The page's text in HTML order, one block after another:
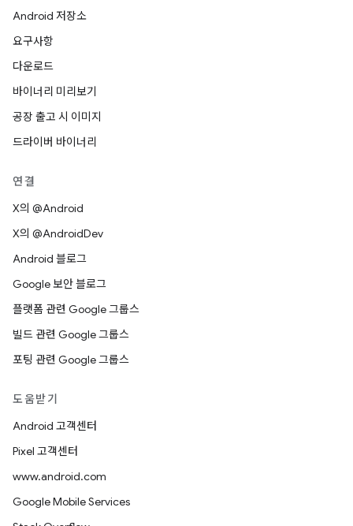
Android 저장소
요구사항
다운로드
바이너리 미리보기
공장 출고 시 이미지
드라이버 바이너리
연결
X의 @Android
X의 @AndroidDev
Android 블로그
Google 보안 블로그
플랫폼 관련 Google 그룹스
빌드 관련 Google 그룹스
포팅 관련 Google 그룹스
도움받기
Android 고객센터
Pixel 고객센터
www.android.com
Google Mobile Services